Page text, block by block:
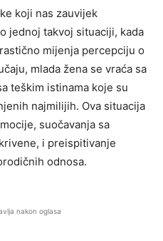
koji nas zauvijek
jednoj takvoj situaciji, kada
mijenja percepciju o
mlada žena se vraća sa
teškim istinama koje su
najmilijih. Ova situacija
suočavanja sa
i preispitivanje
odnosa.
nakon oglasa